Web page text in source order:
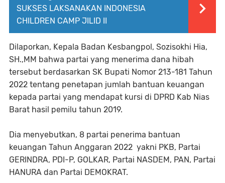
SUKSES LAKSANAKAN INDONESIA
CHILDREN CAMP JILID II
Dilaporkan, Kepala Badan Kesbangpol, Sozisokhi Hia,
SH.,MM bahwa partai yang menerima dana hibah
tersebut berdasarkan SK Bupati Nomor 213-181 Tahun
2022 tentang penetapan jumlah bantuan keuangan
kepada partai yang mendapat kursi di DPRD Kab Nias
Barat hasil pemilu tahun 2019.
Dia menyebutkan, 8 partai penerima bantuan
keuangan Tahun Anggaran 2022 yakni PKB, Partai
GERINDRA, PDI-P, GOLKAR, Partai NASDEM, PAN, Partai
HANURA dan Partai DEMOKRAT.